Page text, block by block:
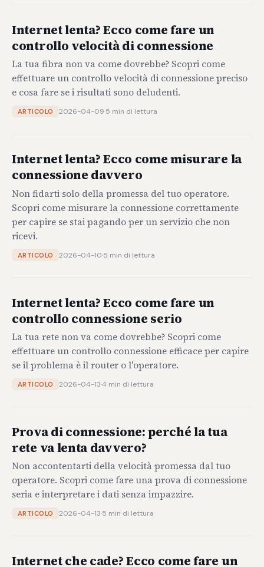
Internet lenta? Ecco come fare un
controllo velocità di connessione
La tua fibra non va come dovrebbe? Scopri come
effettuare un controllo velocità di connessione preciso
e cosa fare se i risultati sono deludenti.
ARTICOLO 2026-04-09·5 min di lettura
Internet lenta? Ecco come misurare la
connessione davvero
Non fidarti solo della promessa del tuo operatore.
Scopri come misurare la connessione correttamente
per capire se stai pagando per un servizio che non
ricevi.
ARTICOLO 2026-04-10·5 min di lettura
Internet lenta? Ecco come fare un
controllo connessione serio
La tua rete non va come dovrebbe? Scopri come
effettuare un controllo connessione efficace per capire
se il problema è il router o l'operatore.
ARTICOLO 2026-04-13·4 min di lettura
Prova di connessione: perché la tua
rete va lenta davvero?
Non accontentarti della velocità promessa dal tuo
operatore. Scopri come fare una prova di connessione
seria e interpretare i dati senza impazzire.
ARTICOLO 2026-04-13·5 min di lettura
Internet che cade? Ecco come fare un